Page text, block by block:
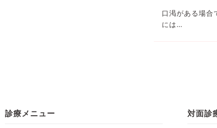
口渇がある場合
には…
診療メニュー 対面診